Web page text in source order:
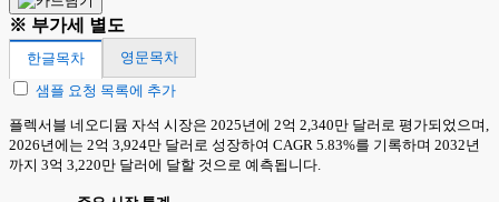
※ 부가세 별도
한글목차
영문목차
샘플 요청 목록에 추가
플렉서블 네오디뮴 자석 시장은 2025년에 2억 2,340만 달러로 평가되었으며,
2026년에는 2억 3,924만 달러로 성장하여 CAGR 5.83%를 기록하며 2032년
까지 3억 3,220만 달러에 달할 것으로 예측됩니다.